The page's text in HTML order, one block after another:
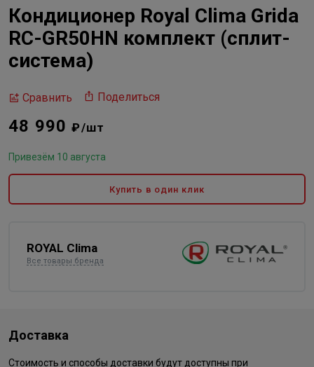
Кондиционер Royal Clima Grida
RC-GR50HN комплект (сплит-
система)
Сравнить Поделиться
48 990₽/шт
Привезём 10 августа
Купить в один клик
ROYAL Clima
Все товары бренда
Доставка
Стоимость и способы доставки будут доступны при